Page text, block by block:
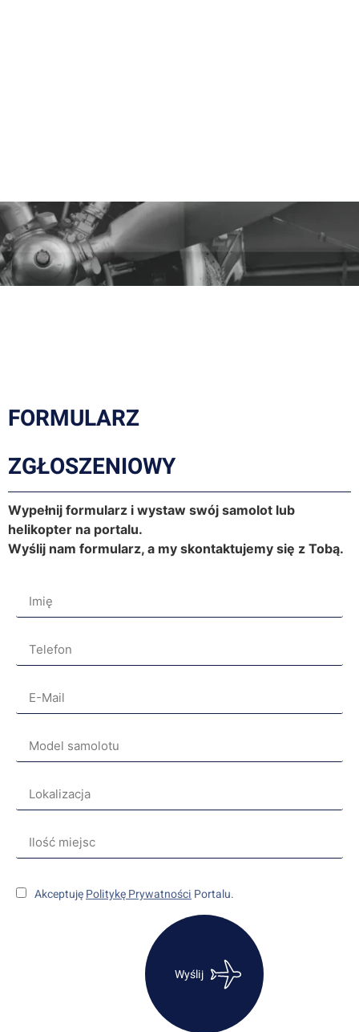
FORMULARZ
ZGŁOSZENIOWY
Wypełnij formularz i wystaw swój samolot lub
helikopter na portalu.
Wyślij nam formularz, a my skontaktujemy się z Tobą.
AkceptujęPolitykę PrywatnościPortalu.
Wyślij